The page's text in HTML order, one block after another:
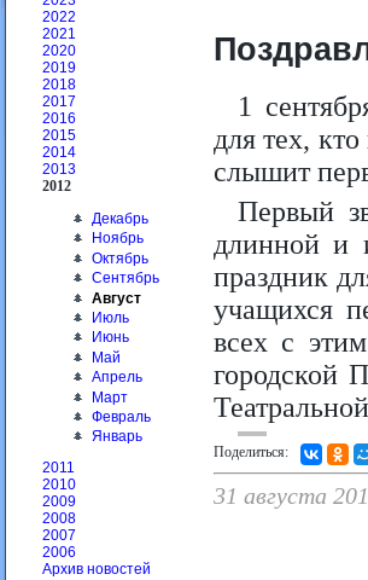
2022
2021
2020
2019
2018
2017
2016
2015
2014
2013
2012
Декабрь
Ноябрь
Октябрь
Сентябрь
Август
Июль
Июнь
Май
Апрель
Март
Февраль
Январь
2011
2010
2009
2008
2007
2006
Архив новостей
1
для тех,
слышит
Первый
длинной и
праздник
учащихся
всех с
городской
Поделиться:
31 августа